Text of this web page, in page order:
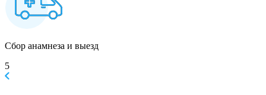
Сбор анамнеза и выезд
5